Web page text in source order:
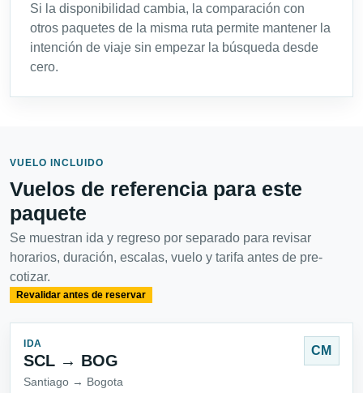
Si la disponibilidad cambia, la comparación con
otros paquetes de la misma ruta permite mantener la
intención de viaje sin empezar la búsqueda desde
cero.
VUELO INCLUIDO
Vuelos de referencia para este
paquete
Se muestran ida y regreso por separado para revisar
horarios, duración, escalas, vuelo y tarifa antes de pre-
cotizar.
Revalidar antes de reservar
IDA
SCL → BOG
Santiago → Bogota
CM